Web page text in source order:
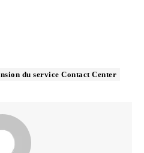
du service Contact Center